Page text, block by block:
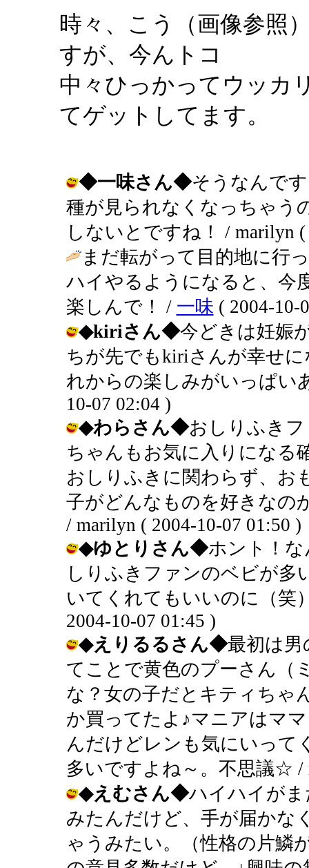
時々、こう（画像参照
すが、今んトコ
中々ひっかってウッカ
てゲットしてます。
◆一味さん◆そうなんで
種が見られなくなっちゃう
しないとですね！ / marilyn (
まだ転がって目的地に行
ハイやるようになると、今
楽しんで！ / 一味 ( 2004-10-
◆kiriさん◆今どきは妊娠
ちが先でもkiriさんが幸せ
れからの楽しみがいっぱい
10-07 02:04 )
◆わらさん◆おしりふき
ちゃんもお気に入りになる
おしりふきに関わらず、お
子がどんなものを好きなの
/ marilyn ( 2004-10-07 01:50 )
◆ゆとりさん◆ホント！な
しりふきファンのベビが多
いてくれてもいいのに（笑
2004-10-07 01:45 )
◆えりるるさん◆最初は
てことで黄色のプーさん（
な？女の子だとキティちゃ
か買ってたよ♪マニアはマ
んだけどレンも気にいって
多いですよね～。不思議☆ /
◆えむさん◆ハイハイが
みたんだけど、手が届かな
ゃうみたい。（性格の片鱗